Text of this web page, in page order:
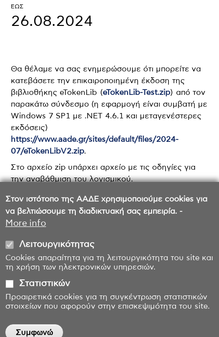
Στον ιστότοπο της ΑΑΔΕ χρησιμοποιούμε cookies για
να βελτιώσουμε τη διαδικτυακή σας εμπειρία. -
More info
Λειτουργικότητας
Cookies απαραίτητα για τη λειτουργικότητα του site και
τη χρήση των ηλεκτρονικών υπηρεσιών.
Στατιστικών
Προαιρετικά cookies για τη συγκέντρωση στατιστικών
στοιχείων που αφορούν στην επισκεψιμότητα του site.
Συμφωνώ
26.08.2024
Θα θέλαμε να σας ενημερώσουμε ότι μπορείτε να
κατεβάσετε την επικαιροποιημένη έκδοση της
βιβλιοθήκης eTokenLib (eTokenLib-Test.zip) από τον
παρακάτω σύνδεσμο (η εφαρμογή είναι συμβατή με
Windows 7 SP1 με .NET 4.6.1 και μεταγενέστερες
εκδόσεις)
https://www.aade.gr/sites/default/files/2024-
07/eTokenLibV2.zip.
Στο αρχείο zip υπάρχει αρχείο με τις οδηγίες για
την αναβάθμιση του λογισμικού.